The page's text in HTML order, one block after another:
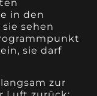
in den
sehen
sie darf
zur